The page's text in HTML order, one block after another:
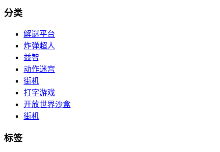
分类
解谜平台
炸弹超人
益智
动作迷宫
街机
打字游戏
开放世界沙盒
街机
标签